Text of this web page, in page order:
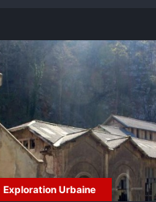
Exploration Urbaine